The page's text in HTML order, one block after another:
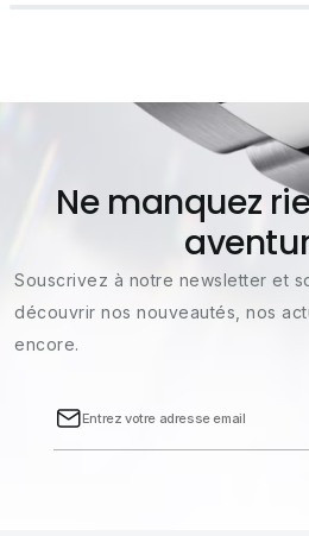
Ne manquez
Souscrivez à notre newsletter et
découvrir nos nouveautés, nos
encore.